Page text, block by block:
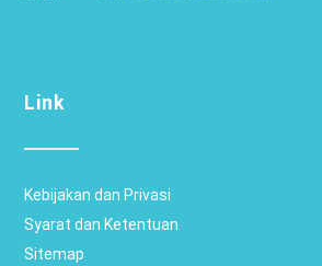
Link
Kebijakan dan Privasi
Syarat dan Ketentuan
Sitemap